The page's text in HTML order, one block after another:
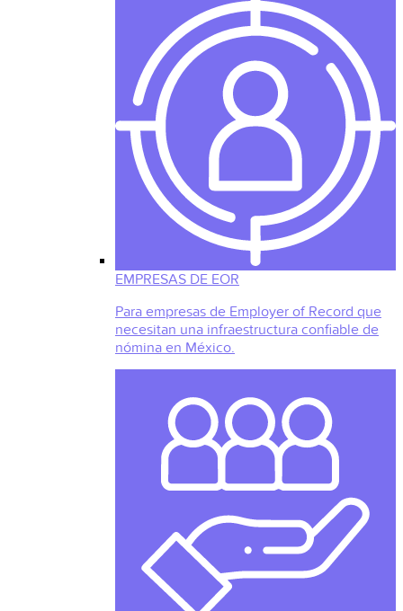
EMPRESAS DE EOR
Para empresas de Employer of Record que
necesitan una infraestructura confiable de
nómina en México.